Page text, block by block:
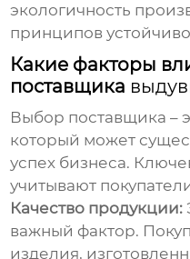
экологичность
принципов
Какие факторы
поставщика
Выбор поставщика –
который может
успех бизнеса.
учитывают
Качество продукции:
важный фактор.
изделия,